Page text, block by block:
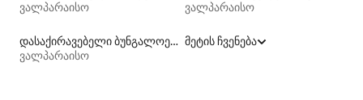
ვალპარაისო
ვალპარაისო
დასაქირავებელი ბუნგალოები
ვალპარაისო
მეტის ჩვენება